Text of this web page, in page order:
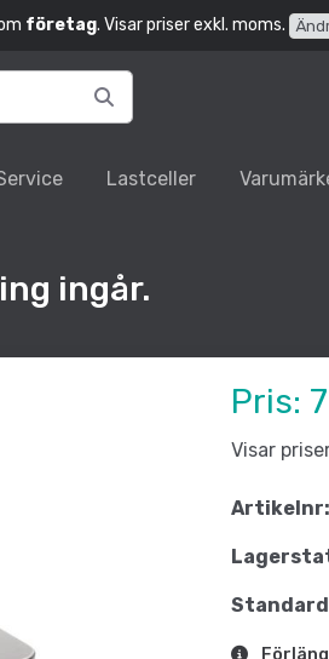
företag. Visar priser exkl. moms.
Lastceller
ingår.
Pris:
Visar
Artikelnr: